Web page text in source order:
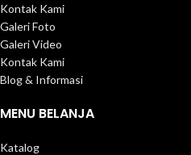
Kontak Kami
Galeri Foto
Galeri Video
Kontak Kami
Blog & Informasi
MENU BELANJA
Katalog